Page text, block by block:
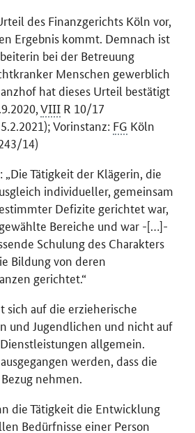
des Finanzgerichts Köln vor,
Ergebnis kommt. Demnach ist
bei der Betreuung
Menschen gewerblich
hat dieses Urteil bestätigt
VIII R 10/17
Vorinstanz: FG Köln
14)
Tätigkeit der Klägerin, die
individueller, gemeinsam
Defizite gerichtet war,
Bereiche und war -[…]-
Schulung des Charakters
Bildung von deren
gerichtet.“
sich auf die erzieherische
und Jugendlichen und nicht auf
allgemein.
werden, dass die
nehmen.
die Tätigkeit die Entwicklung
Bedürfnisse einer Person